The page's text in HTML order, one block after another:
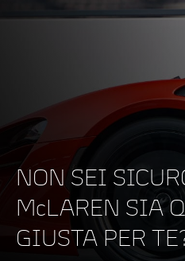
Cilindrata
Tipo
Tecnologia
NON SEI
McLAREN SIA
GIUSTA PER